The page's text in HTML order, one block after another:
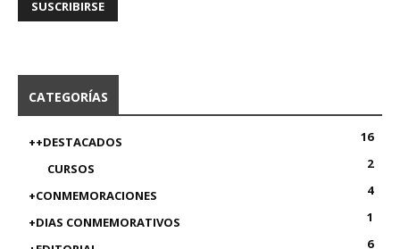
CATEGORÍAS
++DESTACADOS
16
CURSOS
2
+CONMEMORACIONES
4
+DIAS CONMEMORATIVOS
1
6